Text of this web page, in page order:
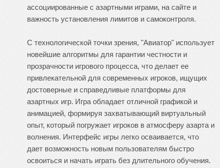
ассоциированные с азартными играми, на сайте и
важность установления лимитов и самоконтроля.
С технологической точки зрения, "Авиатор" использует
новейшие алгоритмы для гарантии честности и
прозрачности игрового процесса, что делает ее
привлекательной для современных игроков, ищущих
достоверные и справедливые платформы для
азартных игр. Игра обладает отличной графикой и
анимацией, формируя захватывающий виртуальный
опыт, который погружает игроков в атмосферу азарта и
волнения. Интерфейс игры легко осваивается, что
дает возможность новым пользователям быстро
освоиться и начать играть без длительного обучения.